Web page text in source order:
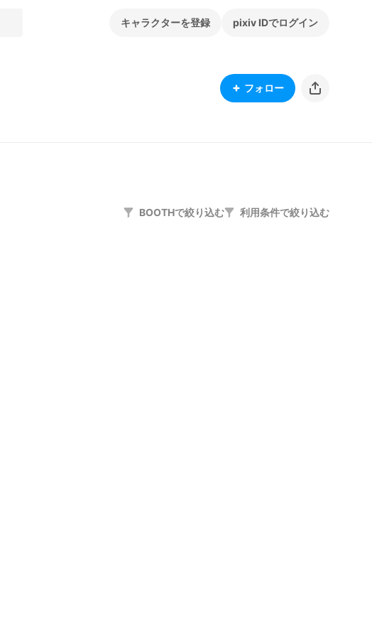
キャラクターを登録 pixiv IDでログイン
フォロー
BOOTHで絞り込む 利用条件で絞り込む